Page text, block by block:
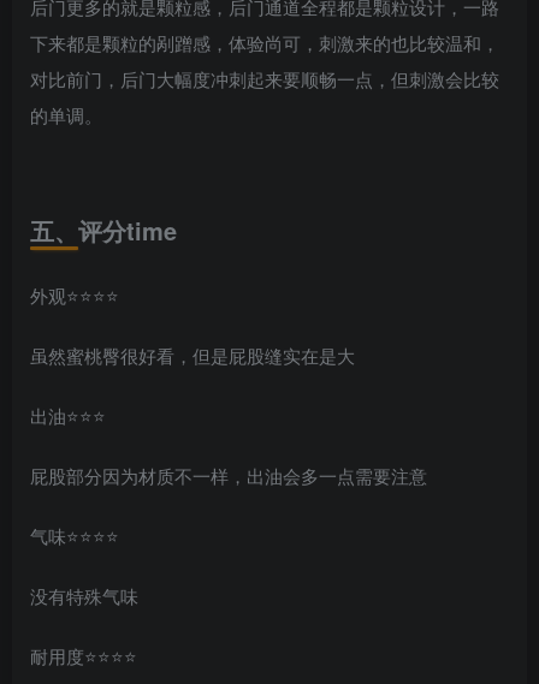
后门更多的就是颗粒感，后门通道全程都是颗粒设计，一路
下来都是颗粒的剐蹭感，体验尚可，刺激来的也比较温和，
对比前门，后门大幅度冲刺起来要顺畅一点，但刺激会比较
的单调。
五、评分time
外观⭐️⭐️⭐️⭐️
虽然蜜桃臀很好看，但是屁股缝实在是大
出油⭐️⭐️⭐️
屁股部分因为材质不一样，出油会多一点需要注意
气味⭐️⭐️⭐️⭐️
没有特殊气味
耐用度⭐️⭐️⭐️⭐️